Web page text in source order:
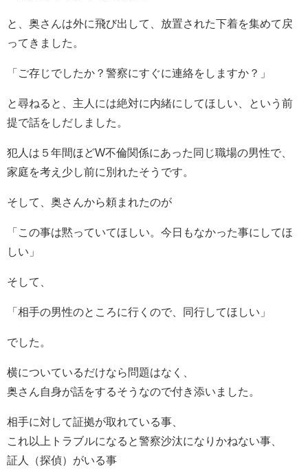
と、奥さんは外に飛び出して、放置された下着を集めて戻
ってきました。
「ご存じでしたか？警察にすぐに連絡をしますか？」
と尋ねると、主人には絶対に内緒にしてほしい、という前
提で話をしだしました。
犯人は５年間ほどW不倫関係にあった同じ職場の男性で、
家庭を考え少し前に別れたそうです。
そして、奥さんから頼まれたのが
「この事は黙っていてほしい。今日もなかった事にしてほ
しい」
そして、
「相手の男性のところに行くので、同行してほしい」
でした。
横についているだけなら問題はなく、
奥さん自身が話をするそうなので付き添いました。
相手に対して証拠が取れている事、
これ以上トラブルになると警察沙汰になりかねない事、
証人（探偵）がいる事